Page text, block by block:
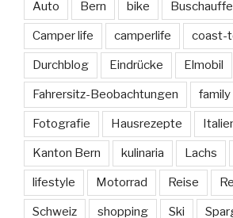
Auto Bern bike
Camper life camperlife coast-
Durchblog Eindrücke Elmobil
Fahrersitz-Beobachtungen family
Fotografie Hausrezepte
Kanton Bern kulinaria Lachs
lifestyle Motorrad Reise
Schweiz shopping Ski